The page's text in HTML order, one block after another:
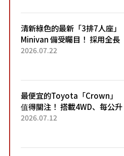
清新綠色的最新「3排7人座」
Minivan 備受矚目！ 採用全長
4.7公尺剛剛好的車身尺寸與
2026.07.22
最便宜的Toyota「Crown」
值得關注！ 搭載4WD、每公升
22.4公里低油耗表現超亮眼！
2026.07.12